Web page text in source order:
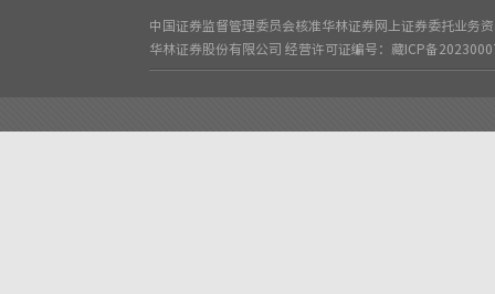
中国证券监督管理委员会核准华林证券网上证券委托业务
华林证券股份有限公司 经营许可证编号：藏ICP备